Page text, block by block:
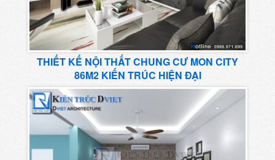
THIẾT KẾ NỘI THẤT CHUNG CƯ MON CITY
86M2 KIẾN TRÚC HIỆN ĐẠI